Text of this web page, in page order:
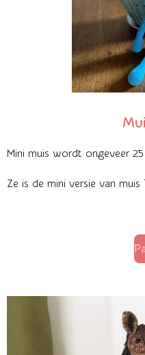
Mini muis wordt ongeveer
Ze is de mini versie van